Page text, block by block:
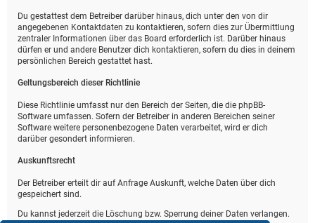
Du gestattest dem Betreiber darüber hinaus, dich unter den von dir
angegebenen Kontaktdaten zu kontaktieren, sofern dies zur Übermittlung
zentraler Informationen über das Board erforderlich ist. Darüber hinaus
dürfen er und andere Benutzer dich kontaktieren, sofern du dies in deinem
persönlichen Bereich gestattet hast.
Geltungsbereich dieser Richtlinie
Diese Richtlinie umfasst nur den Bereich der Seiten, die die phpBB-
Software umfassen. Sofern der Betreiber in anderen Bereichen seiner
Software weitere personenbezogene Daten verarbeitet, wird er dich
darüber gesondert informieren.
Auskunftsrecht
Der Betreiber erteilt dir auf Anfrage Auskunft, welche Daten über dich
gespeichert sind.
Du kannst jederzeit die Löschung bzw. Sperrung deiner Daten verlangen.